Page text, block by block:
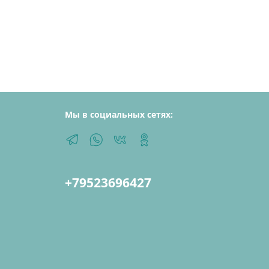
Мы в социальных сетях:
+79523696427